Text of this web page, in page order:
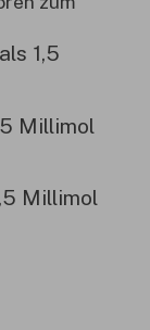
1,5
Millimol
Millimol